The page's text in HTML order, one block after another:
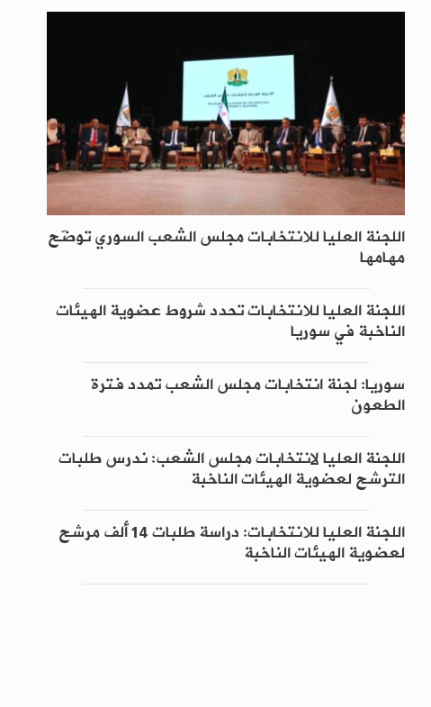
اللجنة العليا للانتخابات مجلس الشعب السوري توضّح
مهامها
اللجنة العليا للانتخابات تحدد شروط عضوية الهيئات
الناخبة في سوريا
سوريا: لجنة انتخابات مجلس الشعب تمدد فترة
الطعون
اللجنة العليا لانتخابات مجلس الشعب: ندرس طلبات
الترشح لعضوية الهيئات الناخبة
اللجنة العليا للانتخابات: دراسة طلبات 14 ألف مرشح
لعضوية الهيئات الناخبة